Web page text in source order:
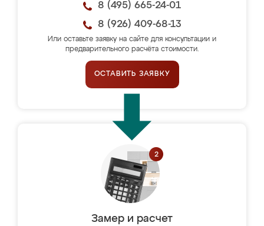
8 (495) 665-24-01
8 (926) 409-68-13
Или оставьте заявку на сайте для консультации и
предварительного расчёта стоимости.
ОСТАВИТЬ ЗАЯВКУ
Замер и расчет